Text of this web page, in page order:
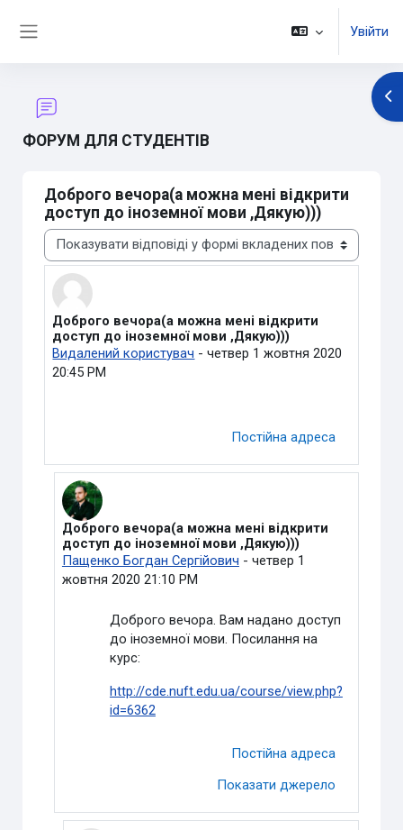
Увійти
ФОРУМ ДЛЯ СТУДЕНТІВ
Доброго вечора(а можна мені відкрити
доступ до іноземної мови ,Дякую)))
Тип показу
Доброго вечора(а можна мені відкрити
доступ до іноземної мови ,Дякую)))
Видалений користувач -четвер 1 жовтня 2020
20:45 PM
Кількість відповідей: 5
Постійна адреса
У відповідь на Видалений користувач
Доброго вечора(а можна мені відкрити
доступ до іноземної мови ,Дякую)))
Пащенко Богдан Сергійович - четвер 1
жовтня 2020 21:10 PM
Доброго вечора. Вам надано доступ
до іноземної мови. Посилання на
курс:
http://cde.nuft.edu.ua/course/view.php?
id=6362
Постійна адреса
Показати джерело